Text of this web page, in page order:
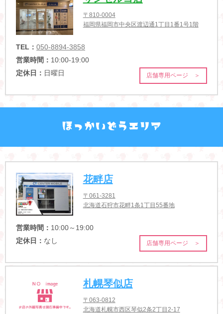
〒810-0004
福岡県福岡市中央区渡辺通1丁目1番1号1階
TEL： 050-8894-3858
営業時間： 10:00-19:00
定休日： 日曜日 店舗専用ページ ＞
花畔店
〒061-3281
北海道石狩市花畔1条1丁目55番地
営業時間： 10:00～19:00
定休日： なし 店舗専用ページ ＞
札幌琴似店
〒063-0812
北海道札幌市西区琴似2条2丁目2-17